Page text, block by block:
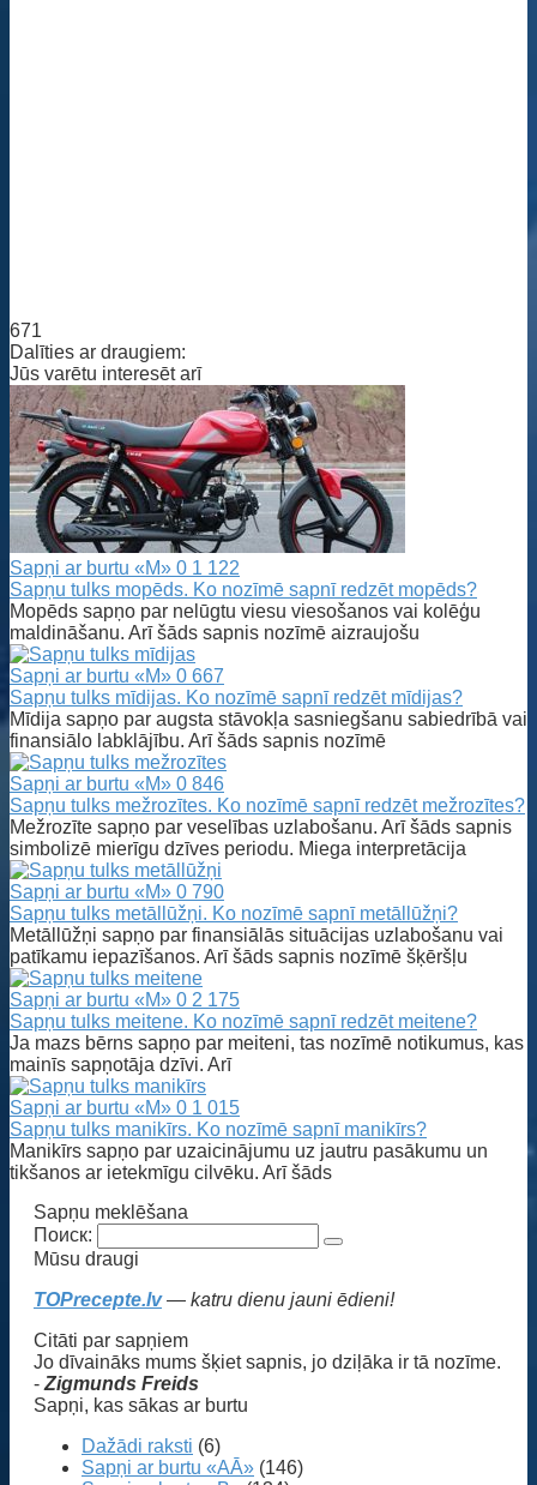
671
Dalīties ar draugiem:
Jūs varētu interesēt arī
Sapņi ar burtu «M» 0 1 122
Sapņu tulks mopēds. Ko nozīmē sapnī redzēt mopēds?
Mopēds sapņo par nelūgtu viesu viesošanos vai kolēģu
maldināšanu. Arī šāds sapnis nozīmē aizraujošu
Sapņi ar burtu «M» 0 667
Sapņu tulks mīdijas. Ko nozīmē sapnī redzēt mīdijas?
Mīdija sapņo par augsta stāvokļa sasniegšanu sabiedrībā vai
finansiālo labklājību. Arī šāds sapnis nozīmē
Sapņi ar burtu «M» 0 846
Sapņu tulks mežrozītes. Ko nozīmē sapnī redzēt mežrozītes?
Mežrozīte sapņo par veselības uzlabošanu. Arī šāds sapnis
simbolizē mierīgu dzīves periodu. Miega interpretācija
Sapņi ar burtu «M» 0 790
Sapņu tulks metāllūžņi. Ko nozīmē sapnī metāllūžņi?
Metāllūžņi sapņo par finansiālās situācijas uzlabošanu vai
patīkamu iepazīšanos. Arī šāds sapnis nozīmē šķēršļu
Sapņi ar burtu «M» 0 2 175
Sapņu tulks meitene. Ko nozīmē sapnī redzēt meitene?
Ja mazs bērns sapņo par meiteni, tas nozīmē notikumus, kas
mainīs sapņotāja dzīvi. Arī
Sapņi ar burtu «M» 0 1 015
Sapņu tulks manikīrs. Ko nozīmē sapnī manikīrs?
Manikīrs sapņo par uzaicinājumu uz jautru pasākumu un
tikšanos ar ietekmīgu cilvēku. Arī šāds
Sapņu meklēšana
Поиск:
Mūsu draugi
TOPrecepte.lv— katru dienu jauni ēdieni!
Citāti par sapņiem
Jo dīvaināks mums šķiet sapnis, jo dziļāka ir tā nozīme.
- Zigmunds Freids
Sapņi, kas sākas ar burtu
Dažādi raksti (6)
Sapņi ar burtu «AĀ» (146)